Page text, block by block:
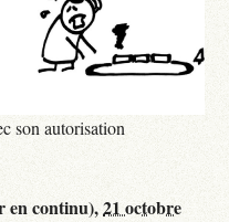
son autorisation
en continu),21 octobre